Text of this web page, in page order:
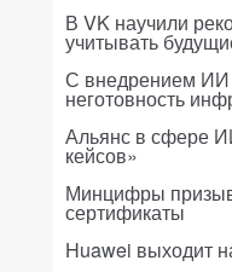
В VK научили
учитывать
С внедрением ИИ
неготовность
Альянс в сфере
кейсов»
Минцифры
сертификаты
Huawei выходит